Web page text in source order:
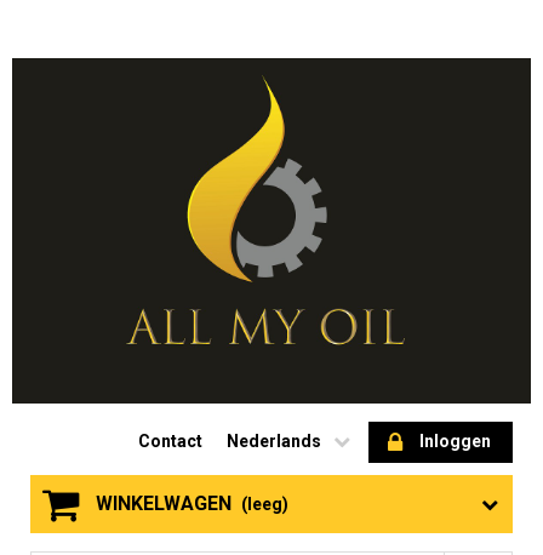
Inloggen
Nederlands
Contact
WINKELWAGEN (leeg)